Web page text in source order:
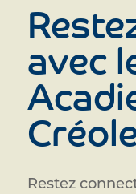
avec
Restez